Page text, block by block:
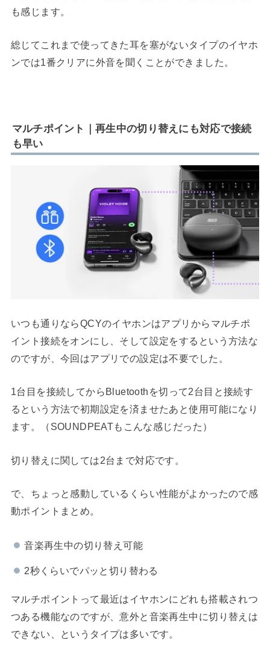
も感じます。
総じてこれまで使ってきた耳を塞がないタイプのイヤホ
ンでは1番クリアに外音を聞くことができました。
マルチポイント｜再生中の切り替えにも対応で接続
も早い
いつも通りならQCYのイヤホンはアプリからマルチポ
イント接続をオンにし、そして設定をするという方法な
のですが、今回はアプリでの設定は不要でした。
1台目を接続してからBluetoothを切って2台目と接続す
るという方法で初期設定を済ませたあと使用可能になり
ます。（SOUNDPEATもこんな感じだった）
切り替えに関しては2台まで対応です。
で、ちょっと感動しているくらい性能がよかったので感
動ポイントまとめ。
音楽再生中の切り替え可能
2秒くらいでパッと切り替わる
マルチポイントって最近はイヤホンにどれも搭載されつ
つある機能なのですが、意外と音楽再生中に切り替えは
できない、というタイプは多いです。